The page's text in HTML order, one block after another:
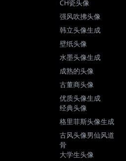
CH瓷头像
强风吹拂头像
韩立头像生成
壁纸头像
水墨头像生成
成熟的头像
古董商头像
优质头像生成
经典头像
格里菲斯头像生成
古风头像男仙风道
骨
大学生头像